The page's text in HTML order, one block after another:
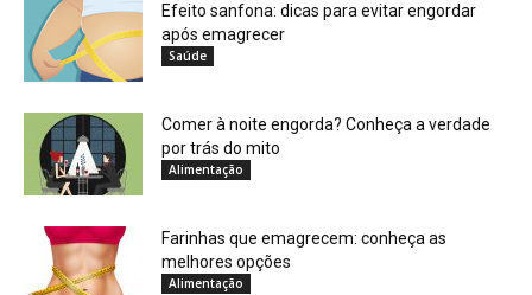
Efeito sanfona: dicas para evitar engordar
após emagrecer
Saúde
Comer à noite engorda? Conheça a verdade
por trás do mito
Alimentação
Farinhas que emagrecem: conheça as
melhores opções
Alimentação